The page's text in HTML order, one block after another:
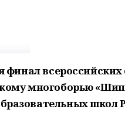
финал
многоборью
школ